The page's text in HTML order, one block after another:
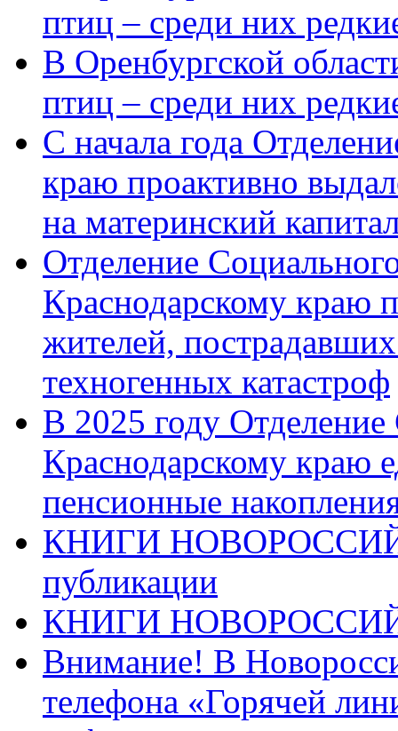
птиц – среди них
В Оренбургской
птиц – среди них
С начала года
краю проактивно
на материнский
Отделение
Краснодарскому краю
жителей,
техногенных катастроф
В 2025 году
Краснодарскому краю
пенсионные
КНИГИ
публикации
КНИГИ
Внимание! В
телефона «Горячей